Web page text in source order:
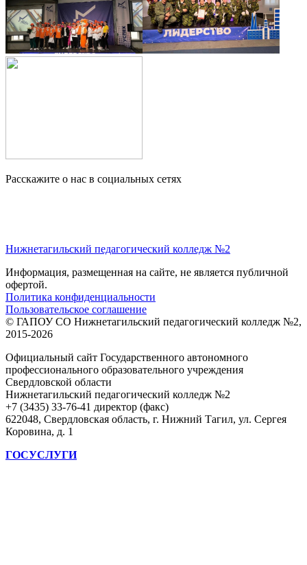
Расскажите о нас в социальных сетях
Нижнетагильский педагогический колледж №2
Информация, размещенная на сайте, не является публичной
офертой.
Политика конфиденциальности
Пользовательское соглашение
© ГАПОУ СО Нижнетагильский педагогический колледж №2,
2015-2026
Официальный сайт Государственного автономного
профессионального образовательного учреждения
Свердловской области
Нижнетагильский педагогический колледж №2
+7 (3435) 33-76-41 директор (факс)
622048, Свердловская область, г. Нижний Тагил, ул. Сергея
Коровина, д. 1
ГОСУСЛУГИ